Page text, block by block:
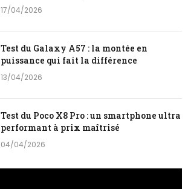
17/04/2026
Test du Galaxy A57 : la montée en
puissance qui fait la différence
13/04/2026
Test du Poco X8 Pro : un smartphone ultra
performant à prix maîtrisé
04/04/2026